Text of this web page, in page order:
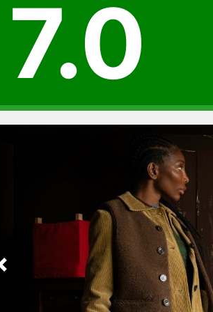
7.0
Previous